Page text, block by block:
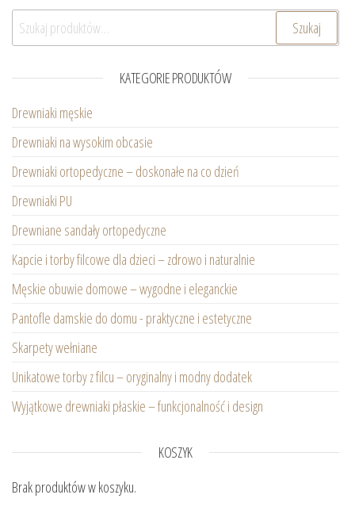
Szukaj: Szukaj
KATEGORIE PRODUKTÓW
Drewniaki męskie
Drewniaki na wysokim obcasie
Drewniaki ortopedyczne – doskonałe na co dzień
Drewniaki PU
Drewniane sandały ortopedyczne
Kapcie i torby filcowe dla dzieci – zdrowo i naturalnie
Męskie obuwie domowe – wygodne i eleganckie
Pantofle damskie do domu - praktyczne i estetyczne
Skarpety wełniane
Unikatowe torby z filcu – oryginalny i modny dodatek
Wyjątkowe drewniaki płaskie – funkcjonalność i design
KOSZYK
Brak produktów w koszyku.